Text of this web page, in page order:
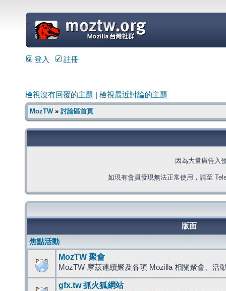
=
登入 註冊
檢視沒有回覆的主題 檢視最近討論的主題
MozTW» 討論區首頁
因為大量廣告入
如現有會員發現無法正常使用，請至
版面
焦點活動
MozTW 聚會
MozTW 摩茲連續聚及各項 Mozilla 相關聚會、活
gfx.tw 抓火狐網站